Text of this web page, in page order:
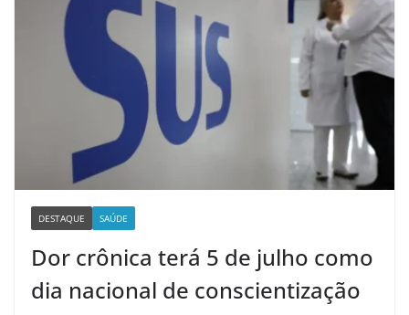
DESTAQUE SAÚDE
Dor crônica terá 5 de julho como
dia nacional de conscientização